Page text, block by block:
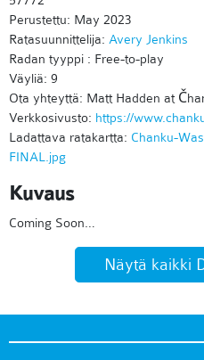
Perustettu: May 2023
Ratasuunnittelija: Avery Jenkins
Radan tyyppi : Free-to-play
Väyliä: 9
Ota yhteyttä: Matt Hadden at
Verkkosivusto: https://
Ladattava ratakartta: Chanku-
FINAL.jpg
Kuvaus
Coming Soon…
Näytä kaikki